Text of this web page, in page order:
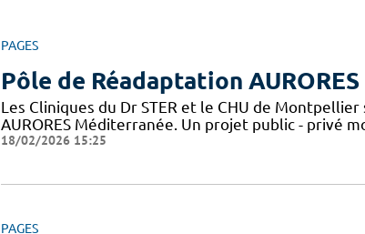
PAGES
Pôle de Réadaptation
Les Cliniques du Dr STER et le CHU de
AURORES Méditerranée. Un projet public - privé
18/02/2026 15:25
PAGES